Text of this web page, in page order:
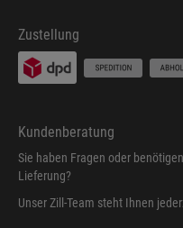
Zustellung
Kundenberatung
Sie haben Fragen oder
Lieferung?
Unser Zill-Team steht Ihnen